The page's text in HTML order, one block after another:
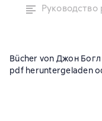
Руководство
Bücher von Джон
pdf heruntergeladen